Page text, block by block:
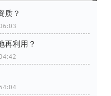
质？
再利用？